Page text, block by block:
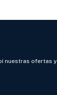
nuestras ofertas y